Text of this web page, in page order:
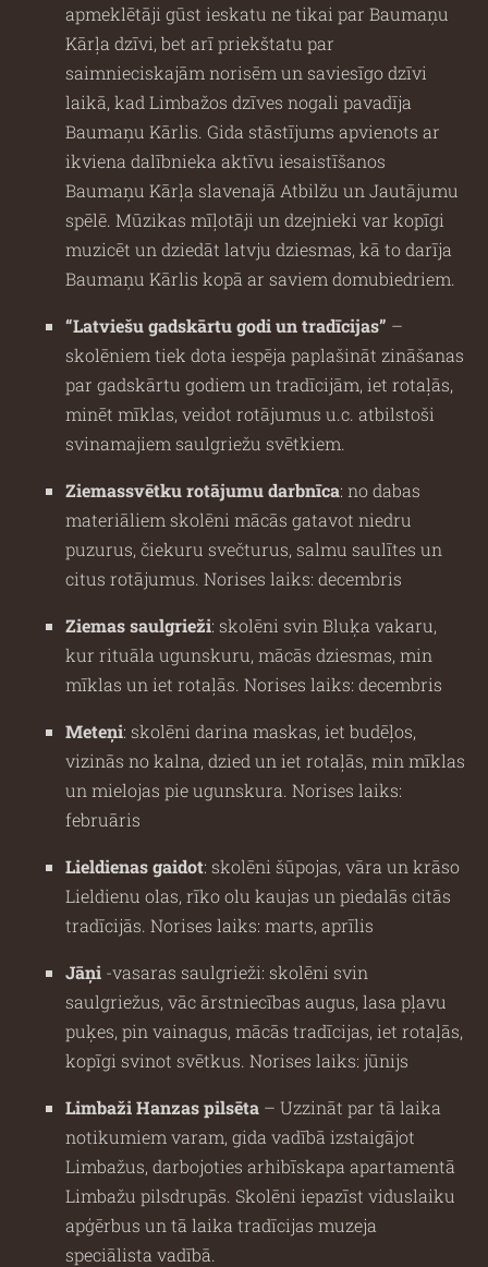
apmeklētāji gūst ieskatu ne tikai par Baumaņu
Kārļa dzīvi, bet arī priekštatu par
saimnieciskajām norisēm un saviesīgo dzīvi
laikā, kad Limbažos dzīves nogali pavadīja
Baumaņu Kārlis. Gida stāstījums apvienots ar
ikviena dalībnieka aktīvu iesaistīšanos
Baumaņu Kārļa slavenajā Atbilžu un Jautājumu
spēlē. Mūzikas mīļotāji un dzejnieki var kopīgi
muzicēt un dziedāt latvju dziesmas, kā to darīja
Baumaņu Kārlis kopā ar saviem domubiedriem.
“Latviešu gadskārtu godi un tradīcijas” –
skolēniem tiek dota iespēja paplašināt zināšanas
par gadskārtu godiem un tradīcijām, iet rotaļās,
minēt mīklas, veidot rotājumus u.c. atbilstoši
svinamajiem saulgriežu svētkiem.
Ziemassvētku rotājumu darbnīca: no dabas
materiāliem skolēni mācās gatavot niedru
puzurus, čiekuru svečturus, salmu saulītes un
citus rotājumus. Norises laiks: decembris
Ziemas saulgrieži: skolēni svin Bluķa vakaru,
kur rituāla ugunskuru, mācās dziesmas, min
mīklas un iet rotaļās. Norises laiks: decembris
Meteņi: skolēni darina maskas, iet budēļos,
vizinās no kalna, dzied un iet rotaļās, min mīklas
un mielojas pie ugunskura. Norises laiks:
februāris
Lieldienas gaidot: skolēni šūpojas, vāra un krāso
Lieldienu olas, rīko olu kaujas un piedalās citās
tradīcijās. Norises laiks: marts, aprīlis
Jāņi -vasaras saulgrieži: skolēni svin
saulgriežus, vāc ārstniecības augus, lasa pļavu
puķes, pin vainagus, mācās tradīcijas, iet rotaļās,
kopīgi svinot svētkus. Norises laiks: jūnijs
Limbaži Hanzas pilsēta – Uzzināt par tā laika
notikumiem varam, gida vadībā izstaigājot
Limbažus, darbojoties arhibīskapa apartamentā
Limbažu pilsdrupās. Skolēni iepazīst viduslaiku
apģērbus un tā laika tradīcijas muzeja
speciālista vadībā.